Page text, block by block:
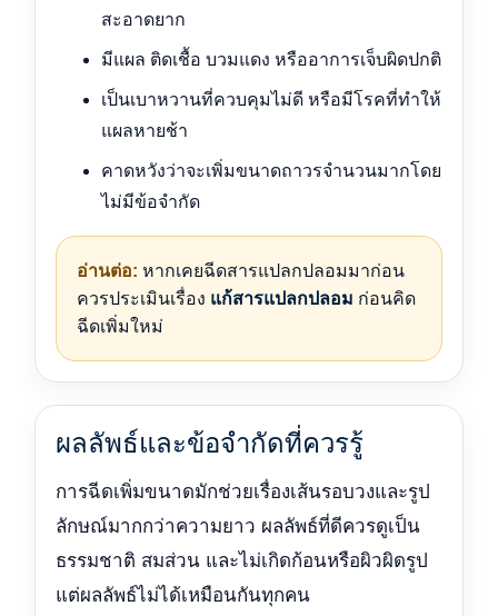
สะอาดยาก
มีแผล ติดเชื้อ บวมแดง หรืออาการเจ็บผิดปกติ
เป็นเบาหวานที่ควบคุมไม่ดี หรือมีโรคที่ทำให้
แผลหายช้า
คาดหวังว่าจะเพิ่มขนาดถาวรจำนวนมากโดย
ไม่มีข้อจำกัด
อ่านต่อ: หากเคยฉีดสารแปลกปลอมมาก่อน
ควรประเมินเรื่อง แก้สารแปลกปลอม ก่อนคิด
ฉีดเพิ่มใหม่
ผลลัพธ์และข้อจำกัดที่ควรรู้
การฉีดเพิ่มขนาดมักช่วยเรื่องเส้นรอบวงและรูป
ลักษณ์มากกว่าความยาว ผลลัพธ์ที่ดีควรดูเป็น
ธรรมชาติ สมส่วน และไม่เกิดก้อนหรือผิวผิดรูป
แต่ผลลัพธ์ไม่ได้เหมือนกันทุกคน